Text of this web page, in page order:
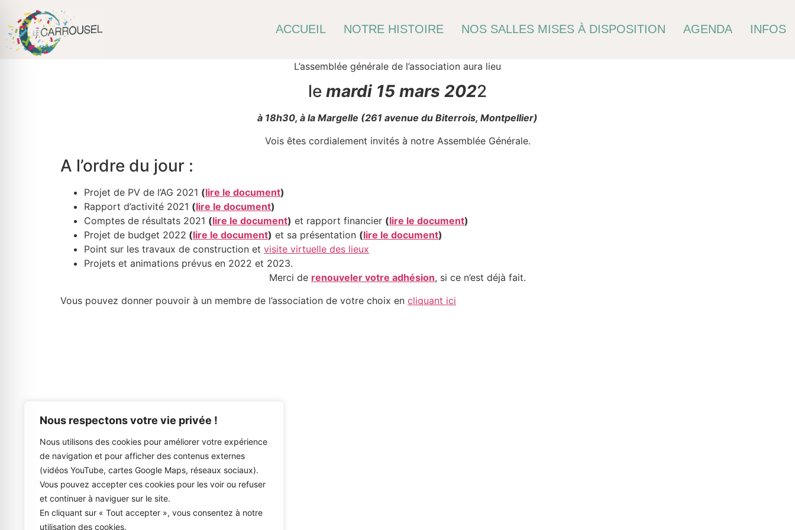
Nous respectons votre vie privée !
Nous utilisons des cookies pour améliorer votre expérience
de navigation et pour afficher des contenus externes
(vidéos YouTube, cartes Google Maps, réseaux sociaux).
Vous pouvez accepter ces cookies pour les voir ou refuser
et continuer à naviguer sur le site.
En cliquant sur « Tout accepter », vous consentez à notre
utilisation des cookies.
contenu
ACCUEIL NOTRE HISTOIRE NOS SALLES MISES À DISPOSITION AGENDA INFOS
L’assemblée générale de l’association aura lieu
le mardi 15 mars 2022
à 18h30, à la Margelle (261 avenue du Biterrois, Montpellier)
Vois êtes cordialement invités à notre Assemblée Générale.
A l’ordre du jour :
Projet de PV de l’AG 2021 (lire le document)
Rapport d’activité 2021 (lire le document)
Comptes de résultats 2021 (lire le document) et rapport financier (lire le document)
Projet de budget 2022 (lire le document) et sa présentation (lire le document)
Point sur les travaux de construction et visite virtuelle des lieux
Projets et animations prévus en 2022 et 2023.
Merci de renouveler votre adhésion, si ce n’est déjà fait.
Vous pouvez donner pouvoir à un membre de l’association de votre choix en cliquant ici